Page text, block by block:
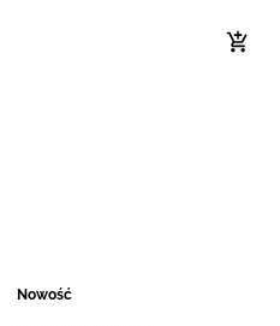
Nowość